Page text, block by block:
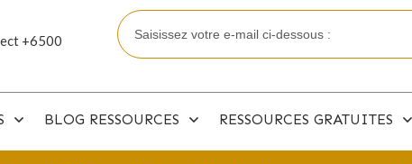
+6500
BLOG RESSOURCES RESSOURCES GRATUITES